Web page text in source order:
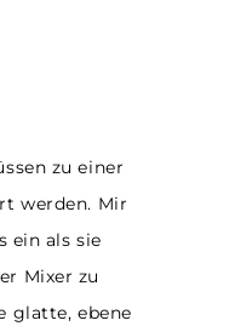
zu einer
werden. Mir
ein als sie
Mixer zu
glatte, ebene